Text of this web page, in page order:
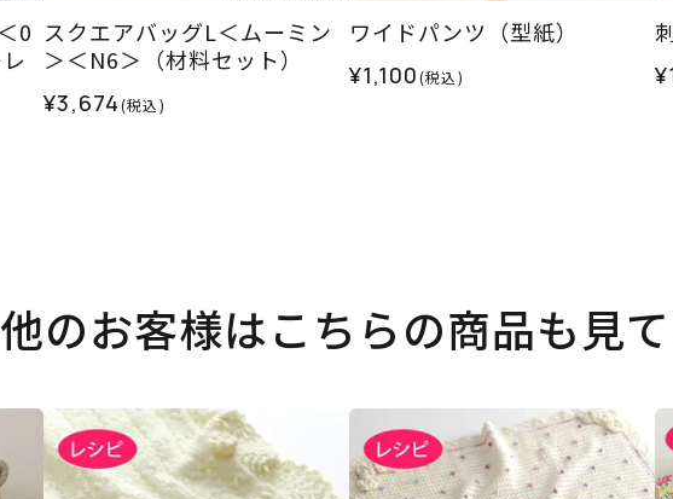
0 スクエアバッグL＜ムーミン
＞＜N6＞（材料セット）
¥3,674(税込)
ワイドパンツ（型紙）
¥1,100(税込)
他のお客様はこちらの商品も見